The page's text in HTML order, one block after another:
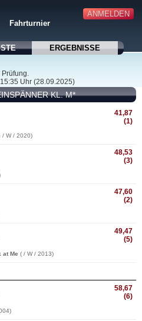
ANMELDEN
Fahrturnier
ERGEBNISSE
Uhr (28.09.2025)
KL. M*
41,87
(1)
/ W / 2020)
48,53
(3)
47,60
(2)
49,47
(5)
at Me ( / W / 2013)
58,67
(6)